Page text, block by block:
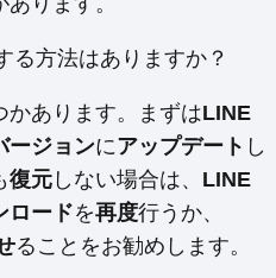
る方法はありますか？
かあります。まずはLINE
ージョンにアップデート し
復元 しない場合は、 LINE
ロードを再度行うか、
ることをお勧めします。